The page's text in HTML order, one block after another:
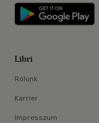
Libri
Rólunk
Karrier
Impresszum